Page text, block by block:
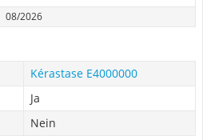
08/2026
Kérastase E4000000
Ja
Nein